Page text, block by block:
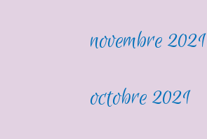
novembre 2021
octobre 2021